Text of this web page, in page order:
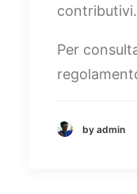
contributivi.
Per
by admin